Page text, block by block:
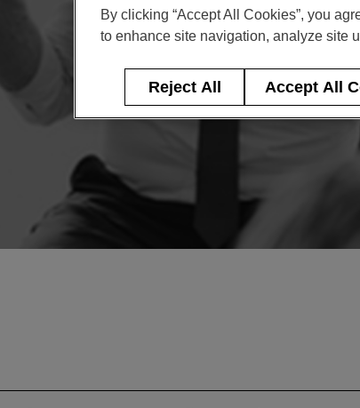
By clicking “Accept All Cookies”, you
to enhance site navigation, analyze site
Reject All Accept All